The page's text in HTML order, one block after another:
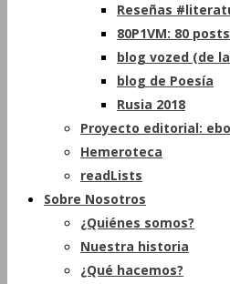
Reseñas
80P1VM: 80
blog vozed (de
blog de Poesía
Rusia 2018
Proyecto editorial:
Hemeroteca
readLists
Sobre Nosotros
¿Quiénes somos?
Nuestra historia
¿Qué hacemos?